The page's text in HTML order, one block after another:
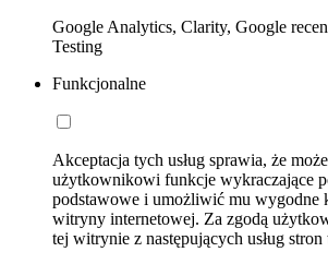
Google Analytics, Clarity, Google
Testing
Funkcjonalne
Akceptacja tych usług sprawia, że
użytkownikowi funkcje wykraczające
podstawowe i umożliwić mu wygodne
witryny internetowej. Za zgodą
tej witrynie z następujących usług stron